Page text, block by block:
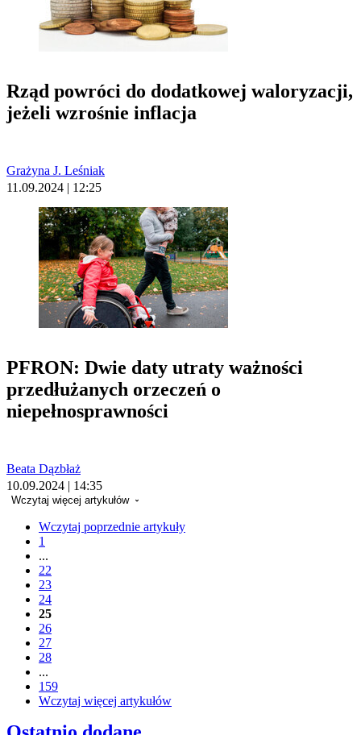
Rząd powróci do dodatkowej waloryzacji,
jeżeli wzrośnie inflacja
Grażyna J. Leśniak
11.09.2024 | 12:25
PFRON: Dwie daty utraty ważności
przedłużanych orzeczeń o
niepełnosprawności
Beata Dązbłaż
10.09.2024 | 14:35
Wczytaj więcej artykułów
Wczytaj poprzednie artykuły
1
...
22
23
24
25
26
27
28
...
159
Wczytaj więcej artykułów